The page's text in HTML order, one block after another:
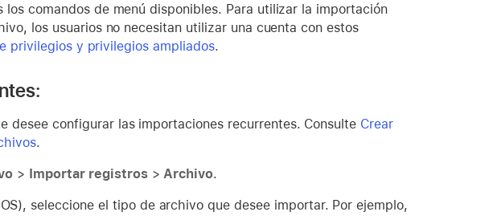
comandos de menú disponibles. Para utilizar la importación
los usuarios no necesitan utilizar una cuenta con estos
privilegios y privilegios ampliados.
desee configurar las importaciones recurrentes. Consulte Crear
.
> Importar registros>Archivo.
seleccione el tipo de archivo que desee importar. Por ejemplo,